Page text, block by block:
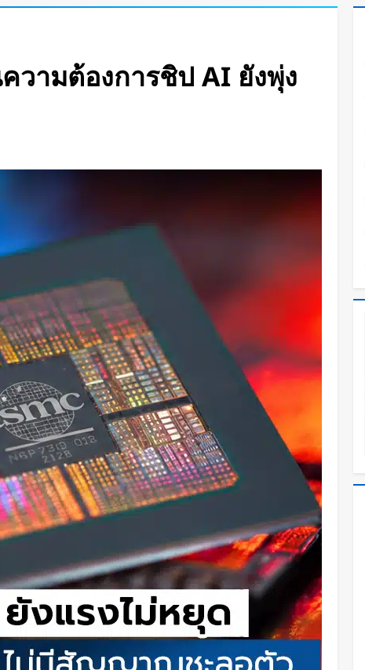
ค์ไฮบริด เจาะ-
เร็วที่สุดใน
บน รองรับผู้
อนิกส์” ที่รับรู้
ำเร็จครั้งแรก
ฟอร์มคาร์พูล
ทางด่วน
วามต้องการชิป AI ยังพุ่ง